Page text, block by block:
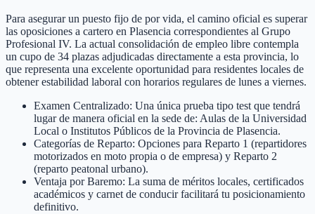
Para asegurar un puesto fijo de por vida, el camino oficial es superar
las oposiciones a cartero en Plasencia correspondientes al Grupo
Profesional IV. La actual consolidación de empleo libre contempla
un cupo de 34 plazas adjudicadas directamente a esta provincia, lo
que representa una excelente oportunidad para residentes locales de
obtener estabilidad laboral con horarios regulares de lunes a viernes.
Examen Centralizado: Una única prueba tipo test que tendrá
lugar de manera oficial en la sede de: Aulas de la Universidad
Local o Institutos Públicos de la Provincia de Plasencia.
Categorías de Reparto: Opciones para Reparto 1 (repartidores
motorizados en moto propia o de empresa) y Reparto 2
(reparto peatonal urbano).
Ventaja por Baremo: La suma de méritos locales, certificados
académicos y carnet de conducir facilitará tu posicionamiento
definitivo.